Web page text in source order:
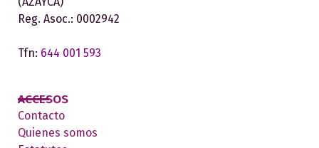
Reg. Asoc.: 0002942
Tfn: 644 001 593
ACCESOS
Contacto
Quienes somos